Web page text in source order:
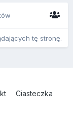
tę stronę.
Ciasteczka